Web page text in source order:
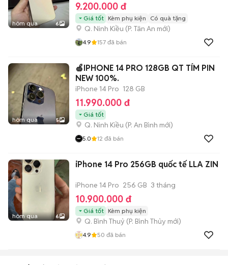
hôm qua 6
9.200.000 đ
Giá tốt Kèm phụ kiện Có quà tặng
Q. Ninh Kiều (P. Tân An mới)
4.9 157 đã bán
hôm qua 5
🍏IPHONE 14 PRO 128GB QT TÍM PIN
NEW 100%.
iPhone 14 Pro 128 GB
11.990.000 đ
Giá tốt
Q. Ninh Kiều (P. An Bình mới)
5.0 12 đã bán
hôm qua 6
iPhone 14 Pro 256GB quốc tế LLA ZIN
iPhone 14 Pro 256 GB 3 tháng
10.900.000 đ
Giá tốt Kèm phụ kiện
Q. Bình Thuỷ (P. Bình Thủy mới)
4.9 50 đã bán